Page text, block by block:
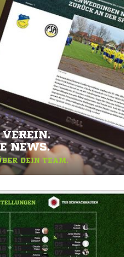
VEREIN.
NEWS.
DEIN TEAM.